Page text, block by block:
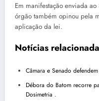
Em manifestação enviada
órgão também opinou pela
aplicação da lei.
Notícias
Câmara e Senado
Débora do Batom recorre
Dosimetria .